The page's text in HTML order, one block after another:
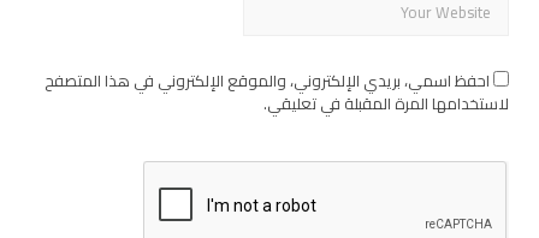
احفظ اسمي، بريدي الإلكتروني، والموقع الإلكتروني في هذا المتصفح
لاستخدامها المرة المقبلة في تعليقي.